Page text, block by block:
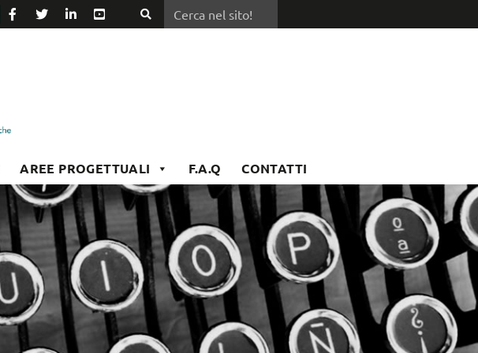
Cerca
AREE PROGETTUALI F.A.Q CONTATTI